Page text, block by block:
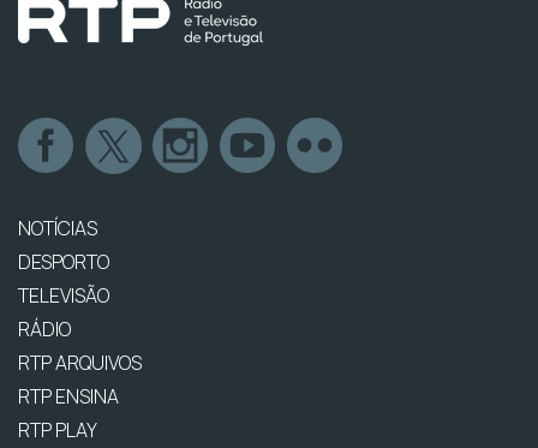
NOTÍCIAS
DESPORTO
TELEVISÃO
RÁDIO
RTP ARQUIVOS
RTP ENSINA
RTP PLAY